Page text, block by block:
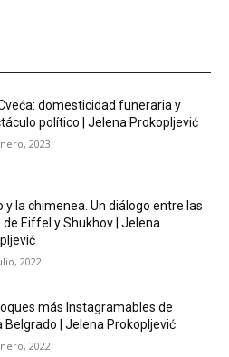
domesticidad funeraria y
político | Jelena Prokopljević
2023
y la chimenea. Un diálogo entre las
de Eiffel y Shukhov | Jelena
2022
más Instagramables de
Belgrado | Jelena Prokopljević
2022